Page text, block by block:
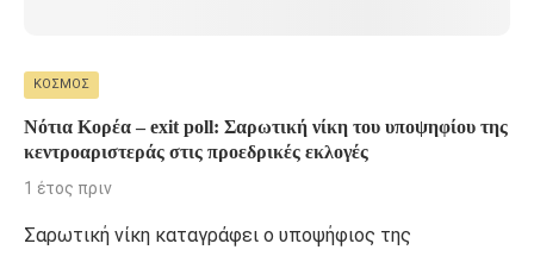
ΚΌΣΜΟΣ
Νότια Κορέα – exit poll: Σαρωτική νίκη του υποψηφίου της
κεντροαριστεράς στις προεδρικές εκλογές
1 έτος πριν
Σαρωτική νίκη καταγράφει ο υποψήφιος της